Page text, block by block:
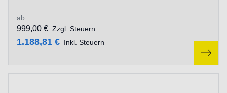
ab
1.188,81 € Inkl. Steuern
999,00 € Zzgl. Steuern